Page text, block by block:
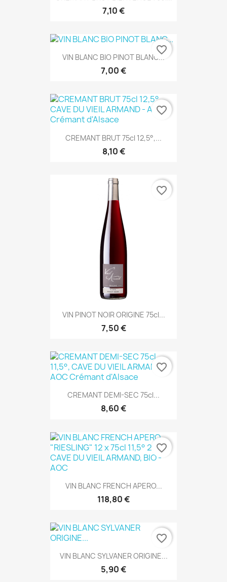
7,10 €
VIN BLANC BIO PINOT BLANC...
7,00 €
favorite_border
CREMANT BRUT 75cl 12,5°,...
8,10 €
favorite_border
VIN PINOT NOIR ORIGINE 75cl...
7,50 €
favorite_border
CREMANT DEMI-SEC 75cl...
8,60 €
favorite_border
VIN BLANC FRENCH APERO...
118,80 €
favorite_border
VIN BLANC SYLVANER ORIGINE...
5,90 €
favorite_border